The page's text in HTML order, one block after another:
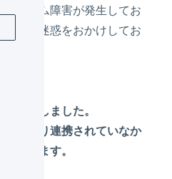
システム障害が発生してお
にはご迷惑をおかけしてお
いたしました。
ールより連携されていなか
されます。